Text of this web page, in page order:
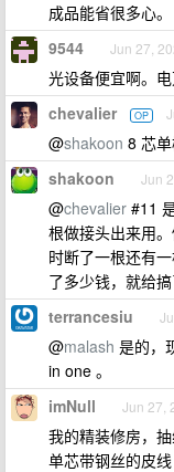
成品能省很多心。
9544 Jun 27,
光设备便宜啊。电
chevalier OP
@shakoon 8 芯
shakoon Jun
@chevalier #11
根做接头出来用
时断了一根还有
了多少钱，就给
terrancesiu
@malash 是的，
in one 。
imNull Jun 27,
我的精装修房，
单芯带钢丝的皮